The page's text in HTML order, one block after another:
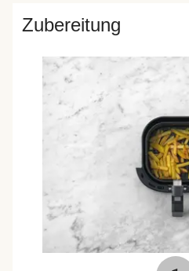
Zubereitung